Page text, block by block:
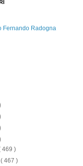
Fernando Radogna
469 )
( 467 )